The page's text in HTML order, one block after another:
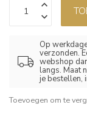
Op
verzonden.
webshop
langs. Maat
je bestellen,
Toevoegen om te